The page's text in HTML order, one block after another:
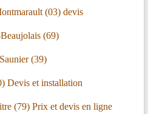
(03) devis
(69)
(39)
Devis et installation
(79) Prix et devis en ligne